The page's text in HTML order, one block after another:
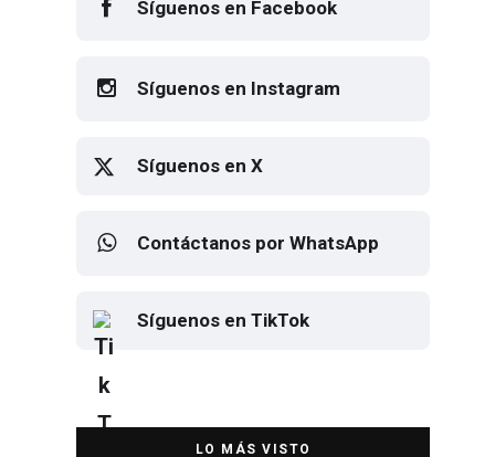
Síguenos en Facebook
Síguenos en Instagram
Síguenos en X
Contáctanos por WhatsApp
Síguenos en TikTok
DESTACADA
Elton John regresa a CDMX para
despedirse en el Estadio Banorte